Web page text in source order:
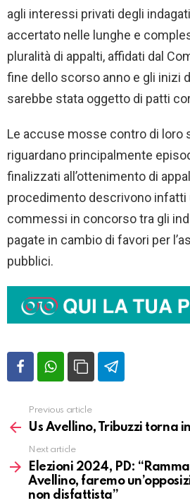
agli interessi privati degli
accertato nelle lunghe e
pluralità di appalti, affidati dal
fine dello scorso anno e gli inizi
sarebbe stata oggetto di patti
Le accuse mosse contro di loro
riguardano principalmente
finalizzati all’ottenimento di
procedimento descrivono infatti
commessi in concorso tra gli
pagate in cambio di favori per
pubblici.
Vedi
altro
Previous article
Us Avellino, Tribuzzi torna
Next article
Elezioni 2024, PD:
Avellino, faremo
non disfattista”